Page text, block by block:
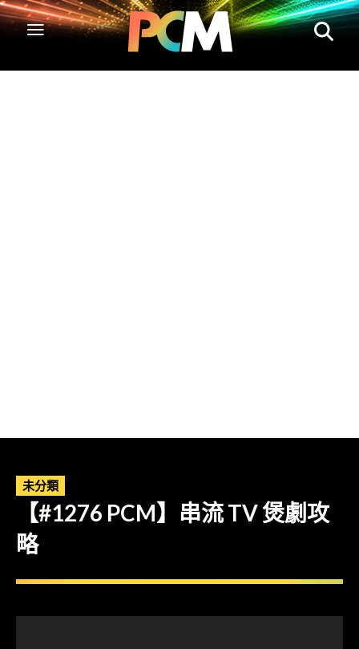
未分類
【#1276 PCM】串流 TV 煲劇攻
略